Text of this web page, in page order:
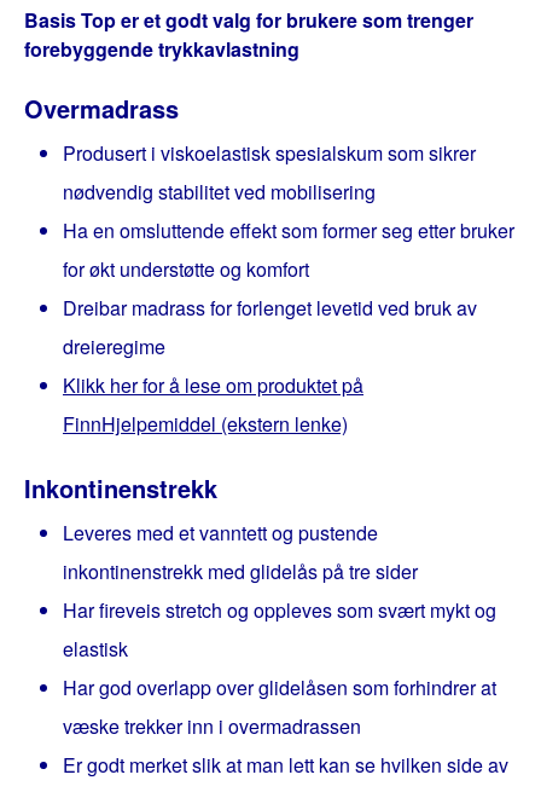
Basis Top er et godt valg for brukere som trenger
forebyggende trykkavlastning
Overmadrass
Produsert i viskoelastisk spesialskum som sikrer
nødvendig stabilitet ved mobilisering
Ha en omsluttende effekt som former seg etter bruker
for økt understøtte og komfort
Dreibar madrass for forlenget levetid ved bruk av
dreieregime
Klikk her for å lese om produktet på
FinnHjelpemiddel (ekstern lenke)
Inkontinenstrekk
Leveres med et vanntett og pustende
inkontinenstrekk med glidelås på tre sider
Har fireveis stretch og oppleves som svært mykt og
elastisk
Har god overlapp over glidelåsen som forhindrer at
væske trekker inn i overmadrassen
Er godt merket slik at man lett kan se hvilken side av